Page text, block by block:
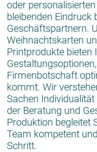
oder
bleibenden Eindruck
Geschäftspartnern.
Weihnachtskarten
Printprodukte bieten
Firmenbotschaft
kommt. Wir
Sachen
der Beratung und
Produktion begleitet
Team kompetent
Schritt.